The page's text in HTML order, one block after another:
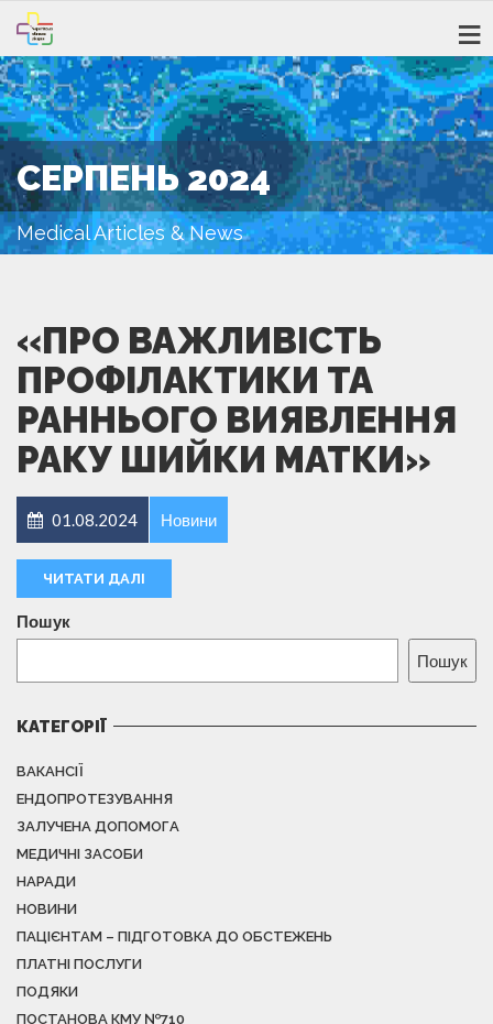
СЕРПЕНЬ 2024
Medical Articles & News
«ПРО ВАЖЛИВІСТЬ
ПРОФІЛАКТИКИ ТА
РАННЬОГО ВИЯВЛЕННЯ
РАКУ ШИЙКИ МАТКИ»
01.08.2024 Новини
ЧИТАТИ ДАЛІ
Пошук
Пошук
КАТЕГОРІЇ
ВАКАНСІЇ
ЕНДОПРОТЕЗУВАННЯ
ЗАЛУЧЕНА ДОПОМОГА
МЕДИЧНІ ЗАСОБИ
НАРАДИ
НОВИНИ
ПАЦІЄНТАМ – ПІДГОТОВКА ДО ОБСТЕЖЕНЬ
ПЛАТНІ ПОСЛУГИ
ПОДЯКИ
ПОСТАНОВА КМУ №710